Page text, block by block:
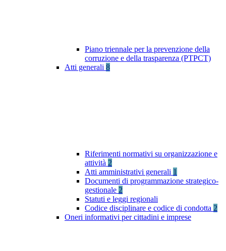
Piano triennale per la prevenzione della
corruzione e della trasparenza (PTPCT)
Atti generali 8
Riferimenti normativi su organizzazione e
attività 2
Atti amministrativi generali 1
Documenti di programmazione strategico-
gestionale 2
Statuti e leggi regionali
Codice disciplinare e codice di condotta 2
Oneri informativi per cittadini e imprese